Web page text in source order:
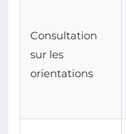
Consultation
sur les
orientations